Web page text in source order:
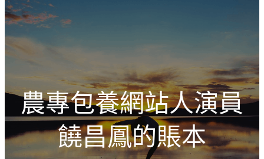
農專包養網站人演員
饒昌鳳的賬本